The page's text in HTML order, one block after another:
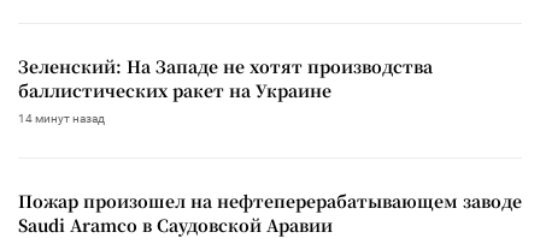
Зеленский: На Западе не хотят производства
баллистических ракет на Украине
14 минут назад
Пожар произошел на нефтеперерабатывающем заводе
Saudi Aramco в Саудовской Аравии